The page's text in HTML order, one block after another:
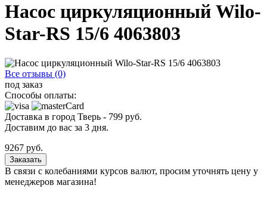
Насос циркуляционный Wilo-
Star-RS 15/6 4063803
Все отзывы (0)
под заказ
Способы оплаты:
Доставка в город Тверь - 799 руб.
Доставим до вас за 3 дня.
9267 руб.
Заказать
В связи с колебаниями курсов валют, просим уточнять цену у
менеджеров магазина!